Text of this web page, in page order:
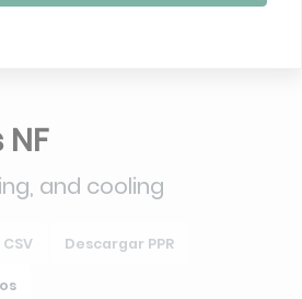
and cooling
Descargar PPR